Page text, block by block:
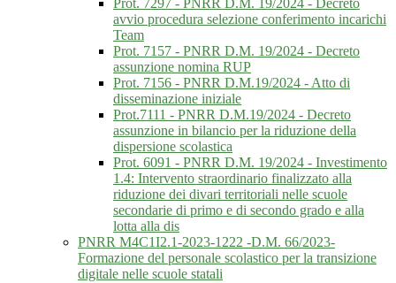
Prot. 7297 - PNRR D.M. 19/2024 - Decreto
avvio procedura selezione conferimento incarichi
Team
Prot. 7157 - PNRR D.M. 19/2024 - Decreto
assunzione nomina RUP
Prot. 7156 - PNRR D.M.19/2024 - Atto di
disseminazione iniziale
Prot.7111 - PNRR D.M.19/2024 - Decreto
assunzione in bilancio per la riduzione della
dispersione scolastica
Prot. 6091 - PNRR D.M. 19/2024 - Investimento
1.4: Intervento straordinario finalizzato alla
riduzione dei divari territoriali nelle scuole
secondarie di primo e di secondo grado e alla
lotta alla dis
PNRR M4C1I2.1-2023-1222 -D.M. 66/2023-
Formazione del personale scolastico per la transizione
digitale nelle scuole statali